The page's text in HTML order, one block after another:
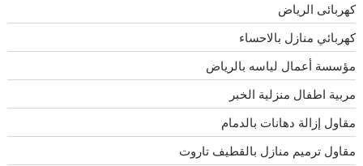
كهربائى الرياض
كهربائي منازل بالاحساء
مؤسسة أعمال لياسه بالرياض
مربية اطفال منزلية الخبر
مقاول إزالة دهانات بالدمام
مقاول ترميم منازل بالقطيف تاروت